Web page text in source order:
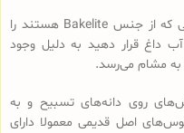
• تست بو: اگر مهره‌های تسبیح‌ سندلوسی که از جنس Bakelite هستند را
داغ قرار دهید به دلیل وجود
به مشام می‌رسد.
روی دانه‌های تسبیح و به
اصل قدیمی معمولا دارای